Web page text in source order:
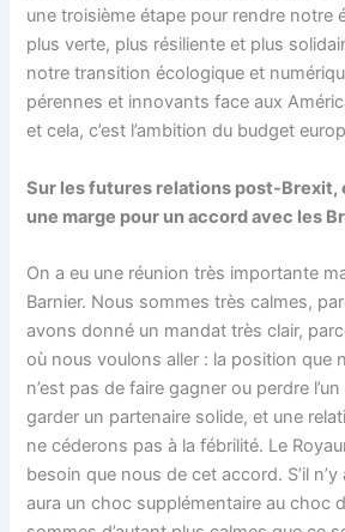
une troisième étape pour rendre notre
plus verte, plus résiliente et plus
notre transition écologique et
pérennes et innovants face aux
et cela, c’est l’ambition du budget
Sur les futures relations post-
une marge pour un accord avec les
On a eu une réunion très importante
Barnier. Nous sommes très calmes,
avons donné un mandat très clair,
où nous voulons aller : la position que
n’est pas de faire gagner ou perdre
garder un partenaire solide, et une
ne céderons pas à la fébrilité. Le
besoin que nous de cet accord. S’il n’y
aura un choc supplémentaire au choc